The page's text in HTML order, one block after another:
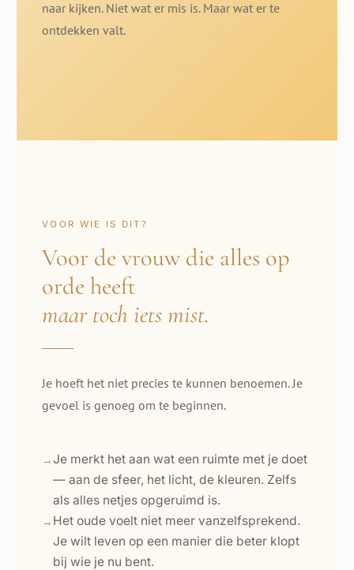
naar kijken. Niet wat er mis is. Maar wat er te
ontdekken valt.
VOOR WIE IS DIT?
Voor de vrouw die alles op
orde heeft
maar toch iets mist.
Je hoeft het niet precies te kunnen benoemen. Je
gevoel is genoeg om te beginnen.
Je merkt het aan wat een ruimte met je doet
— aan de sfeer, het licht, de kleuren. Zelfs
als alles netjes opgeruimd is.
Het oude voelt niet meer vanzelfsprekend.
Je wilt leven op een manier die beter klopt
bij wie je nu bent.